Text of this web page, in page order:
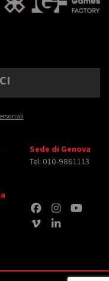
Sede di Genova
Tel: 010-9861113